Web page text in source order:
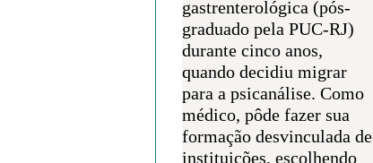
gastrenterológica (pós-
graduado pela PUC-RJ)
durante cinco anos,
quando decidiu migrar
para a psicanálise. Como
médico, pôde fazer sua
formação desvinculada de
instituições, escolhendo